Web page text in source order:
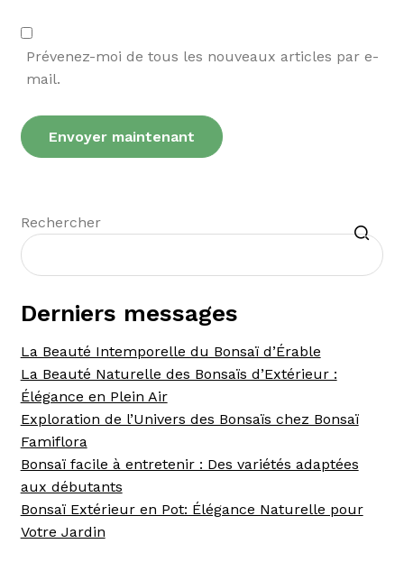
Prévenez-moi de tous les nouveaux articles par e-
mail.
Rechercher
Recherche
Derniers messages
La Beauté Intemporelle du Bonsaï d’Érable
La Beauté Naturelle des Bonsaïs d’Extérieur :
Élégance en Plein Air
Exploration de l’Univers des Bonsaïs chez Bonsaï
Famiflora
Bonsaï facile à entretenir : Des variétés adaptées
aux débutants
Bonsaï Extérieur en Pot: Élégance Naturelle pour
Votre Jardin